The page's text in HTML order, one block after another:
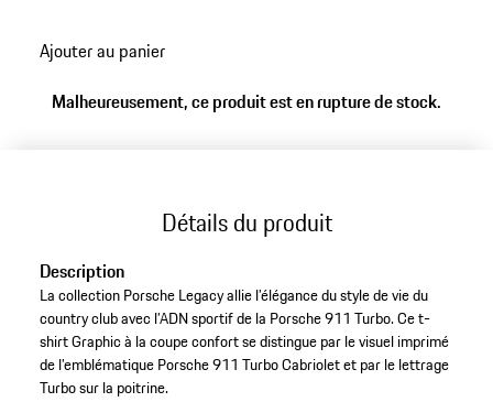
Ajouter au panier
Malheureusement, ce produit est en rupture de stock.
Détails du produit
Description
La collection Porsche Legacy allie l’élégance du style de vie du
country club avec l’ADN sportif de la Porsche 911 Turbo. Ce t-
shirt Graphic à la coupe confort se distingue par le visuel imprimé
de l’emblématique Porsche 911 Turbo Cabriolet et par le lettrage
Turbo sur la poitrine.